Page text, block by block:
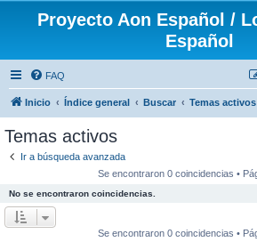
Proyecto Aon Español /
Español
FAQ
Inicio Índice general Buscar Temas activos
Temas activos
Ir a búsqueda avanzada
Se encontraron 0 coincidencias •
No se encontraron coincidencias.
Se encontraron 0 coincidencias •